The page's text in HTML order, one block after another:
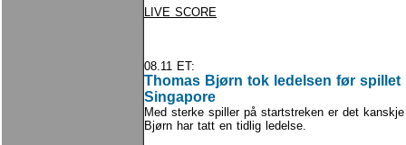
LIVE SCORE
08.11 ET:
Thomas Bjørn tok ledelsen før spillet
Singapore
Med sterke spiller på startstreken er det
Bjørn har tatt en tidlig ledelse.